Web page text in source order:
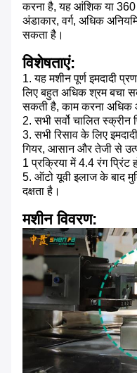
करना है, यह आंशिक या 360
अंडाकार, वर्ग, अधिक
सकता है।
विशेषताएं:
1. यह मशीन पूर्ण इमदादी
लिए बहुत अधिक श्रम बचा
सकती है, काम करना अधिक
2. सभी सर्वो चालित
3. सभी रिसाव के लिए
गियर, आसान और तेजी से
1 प्रक्रिया में 4.4 रंग प्रिंट
5. ऑटो यूवी इलाज के बाद
दक्षता है।
मशीन विवरण: